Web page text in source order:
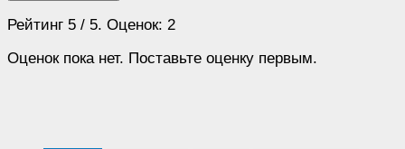
Рейтинг 5 / 5. Оценок: 2
Оценок пока нет. Поставьте оценку первым.